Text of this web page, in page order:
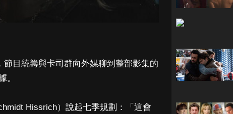
節目統籌與卡司群向外媒聊到整部影集的
。
Hissrich）說起七季規劃：「這會